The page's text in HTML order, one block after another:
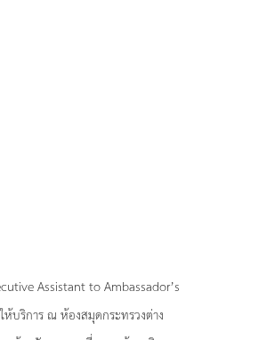
Assistant to Ambassador’s
บริการ ณ ห้องสมุดกระทรวงต่าง